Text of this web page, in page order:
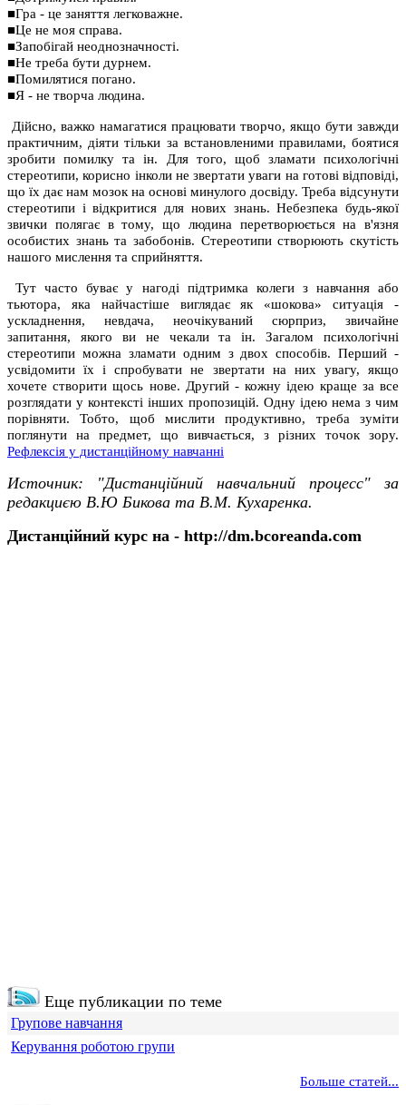
■Гра - це заняття легковажне.
■Це не моя справа.
■Запобігай неоднозначності.
■Не треба бути дурнем.
■Помилятися погано.
■Я - не творча людина.
Дійсно, важко намагатися працювати творчо, якщо бути завжди
практичним, діяти тільки за встановленими правилами, боятися
зробити помилку та ін. Для того, щоб зламати психологічні
стереотипи, корисно інколи не звертати уваги на готові відповіді,
що їх дає нам мозок на основі минулого досвіду. Треба відсунути
стереотипи і відкритися для нових знань. Небезпека будь-якої
звички полягає в тому, що людина перетворюється на в'язня
особистих знань та забобонів. Стереотипи створюють скутість
нашого мислення та сприйняття.
Тут часто буває у нагоді підтримка колеги з навчання або
тьютора, яка найчастіше виглядає як «шокова» ситуація -
ускладнення, невдача, неочікуваний сюрприз, звичайне
запитання, якого ви не чекали та ін. Загалом психологічні
стереотипи можна зламати одним з двох способів. Перший -
усвідомити їх і спробувати не звертати на них увагу, якщо
хочете створити щось нове. Другий - кожну ідею краще за все
розглядати у контексті інших пропозицій. Одну ідею нема з чим
порівняти. Тобто, щоб мислити продуктивно, треба зуміти
поглянути на предмет, що вивчається, з різних точок зору.
Рефлексія у дистанційному навчанні
Источник: "Дистанційний навчальний процесс"за
редакциєю В.Ю Бикова та В.М. Кухаренка.
Дистанційний курс на - http://dm.bcoreanda.com
Еще публикации по теме
Групове навчання
Керування роботою групи
Больше статей...